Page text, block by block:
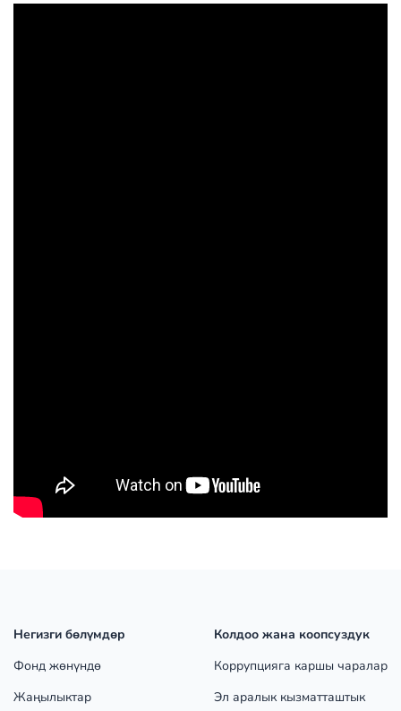
Негизги бөлүмдөр
Фонд жөнүндө
Жаңылыктар
Колдоо жана коопсуздук
Коррупцияга каршы чаралар
Эл аралык кызматташтык